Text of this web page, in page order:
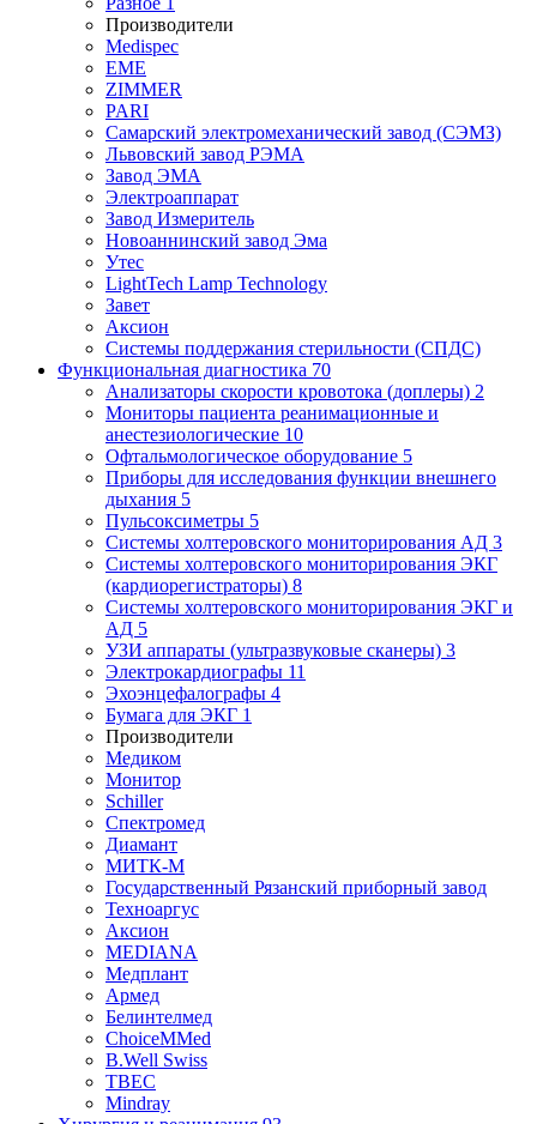
Производители
Medispec
EME
ZIMMER
PARI
Самарский электромеханический завод (СЭМЗ)
Львовский завод РЭМА
Завод ЭМА
Электроаппарат
Завод Измеритель
Новоаннинский завод Эма
Утес
LightTech Lamp Technology
Завет
Аксион
Системы поддержания стерильности (СПДС)
Функциональная диагностика 70
Анализаторы скорости кровотока (доплеры) 2
Мониторы пациента реанимационные и
анестезиологические 10
Офтальмологическое оборудование 5
Приборы для исследования функции внешнего
дыхания 5
Пульсоксиметры 5
Системы холтеровского мониторирования АД 3
Системы холтеровского мониторирования ЭКГ
(кардиорегистраторы) 8
Системы холтеровского мониторирования ЭКГ и
АД 5
УЗИ аппараты (ультразвуковые сканеры) 3
Электрокардиографы 11
Эхоэнцефалографы 4
Бумага для ЭКГ 1
Производители
Медиком
Монитор
Schiller
Спектромед
Диамант
МИТК-М
Государственный Рязанский приборный завод
Техноаргус
Аксион
MEDIANA
Медплант
Армед
Белинтелмед
ChoiceMMed
B.Well Swiss
ТВЕС
Mindray